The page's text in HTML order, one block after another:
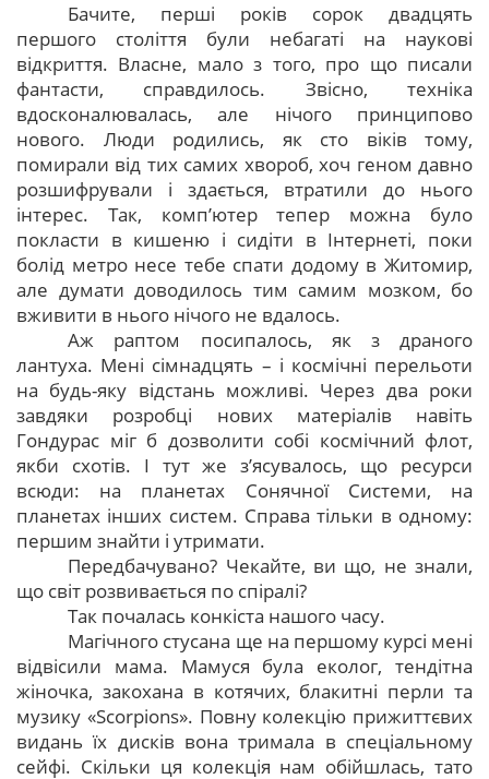
Бачите, перші років сорок двадцять
першого століття були небагаті на наукові
відкриття. Власне, мало з того, про що писали
фантасти, справдилось. Звісно, техніка
вдосконалювалась, але нічого принципово
нового. Люди родились, як сто віків тому,
помирали від тих самих хвороб, хоч геном давно
розшифрували і здається, втратили до нього
інтерес. Так, комп’ютер тепер можна було
покласти в кишеню і сидіти в Інтернеті, поки
болід метро несе тебе спати додому в Житомир,
але думати доводилось тим самим мозком, бо
вживити в нього нічого не вдалось.
Аж раптом посипалось, як з драного
лантуха. Мені сімнадцять – і космічні перельоти
на будь-яку відстань можливі. Через два роки
завдяки розробці нових матеріалів навіть
Гондурас міг б дозволити собі космічний флот,
якби схотів. І тут же з’ясувалось, що ресурси
всюди: на планетах Сонячної Системи, на
планетах інших систем. Справа тільки в одному:
першим знайти і утримати.
Передбачувано? Чекайте, ви що, не знали,
що світ розвивається по спіралі?
Так почалась конкіста нашого часу.
Магічного стусана ще на першому курсі мені
відвісили мама. Мамуся була еколог, тендітна
жіночка, закохана в котячих, блакитні перли та
музику «Scorpions». Повну колекцію прижиттєвих
видань їх дисків вона тримала в спеціальному
сейфі. Скільки ця колекція нам обійшлась, тато